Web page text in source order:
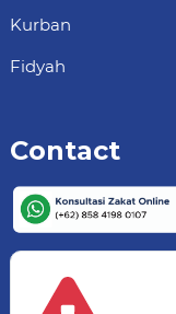
Kurban
Fidyah
Contact